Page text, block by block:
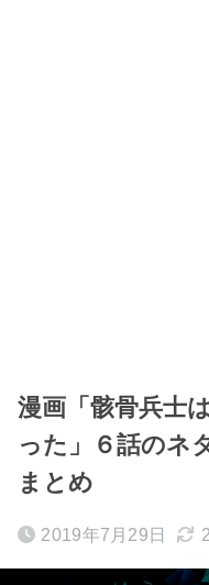
漫画「骸骨兵士
った」６話のネ
まとめ
2019年7月29日